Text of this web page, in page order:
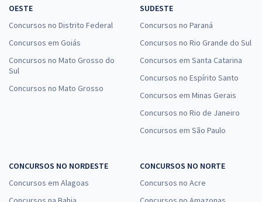
OESTE
Concursos no Distrito Federal
Concursos em Goiás
Concursos no Mato Grosso do
Sul
Concursos no Mato Grosso
SUDESTE
Concursos no Paraná
Concursos no Rio Grande do Sul
Concursos em Santa Catarina
Concursos no Espírito Santo
Concursos em Minas Gerais
Concursos no Rio de Janeiro
Concursos em São Paulo
CONCURSOS NO NORDESTE
Concursos em Alagoas
CONCURSOS NO NORTE
Concursos no Acre